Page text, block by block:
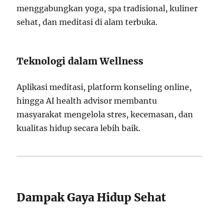
menggabungkan yoga, spa tradisional, kuliner
sehat, dan meditasi di alam terbuka.
Teknologi dalam Wellness
Aplikasi meditasi, platform konseling online,
hingga AI health advisor membantu
masyarakat mengelola stres, kecemasan, dan
kualitas hidup secara lebih baik.
Dampak Gaya Hidup Sehat